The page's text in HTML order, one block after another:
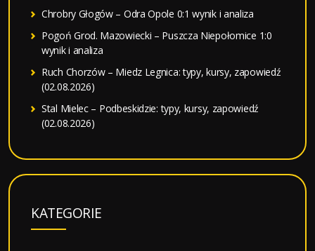
Chrobry Głogów – Odra Opole 0:1 wynik i analiza
Pogoń Grod. Mazowiecki – Puszcza Niepołomice 1:0
wynik i analiza
Ruch Chorzów – Miedz Legnica: typy, kursy, zapowiedź
(02.08.2026)
Stal Mielec – Podbeskidzie: typy, kursy, zapowiedź
(02.08.2026)
KATEGORIE